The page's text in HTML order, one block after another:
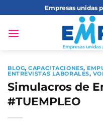
al
contenido
Empresas unidas
BLOG,CAPACITACIONES,
ENTREVISTAS LABORALES,
Simulacros de
#TUEMPLEO